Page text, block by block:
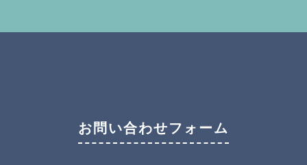
お問い合わせフォーム